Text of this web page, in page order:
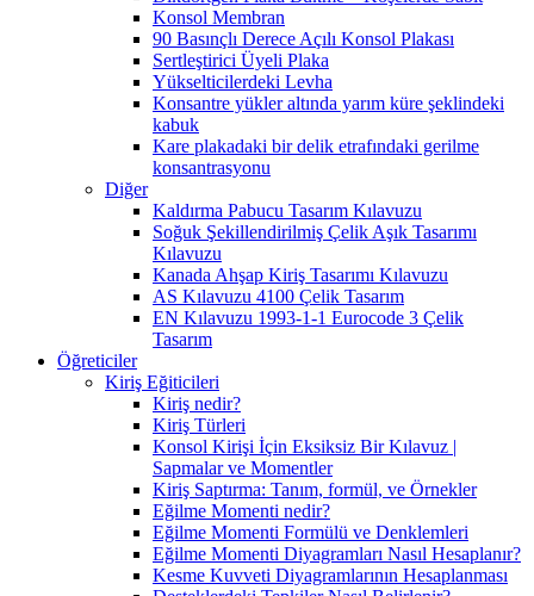
Konsol Membran
90 Basınçlı Derece Açılı Konsol Plakası
Sertleştirici Üyeli Plaka
Yükselticilerdeki Levha
Konsantre yükler altında yarım küre şeklindeki
kabuk
Kare plakadaki bir delik etrafındaki gerilme
konsantrasyonu
Diğer
Kaldırma Pabucu Tasarım Kılavuzu
Soğuk Şekillendirilmiş Çelik Aşık Tasarımı
Kılavuzu
Kanada Ahşap Kiriş Tasarımı Kılavuzu
AS Kılavuzu 4100 Çelik Tasarım
EN Kılavuzu 1993-1-1 Eurocode 3 Çelik
Tasarım
Öğreticiler
Kiriş Eğiticileri
Kiriş nedir?
Kiriş Türleri
Konsol Kirişi İçin Eksiksiz Bir Kılavuz |
Sapmalar ve Momentler
Kiriş Saptırma: Tanım, formül, ve Örnekler
Eğilme Momenti nedir?
Eğilme Momenti Formülü ve Denklemleri
Eğilme Momenti Diyagramları Nasıl Hesaplanır?
Kesme Kuvveti Diyagramlarının Hesaplanması